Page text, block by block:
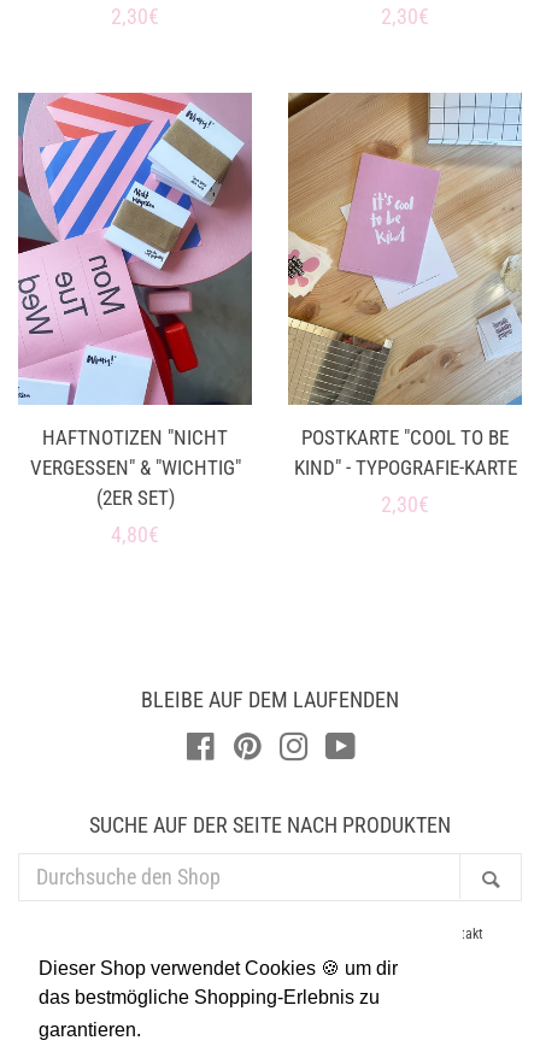
Dieser Shop verwendet Cookies 🍪 um dir
das bestmögliche Shopping-Erlebnis zu
garantieren.
Normaler
2,30€
Normaler
2,30€
HAFTNOTIZEN "NICHT
VERGESSEN" & "WICHTIG"
(2ER SET)
Normaler
4,80€
POSTKARTE "COOL TO BE
KIND" - TYPOGRAFIE-KARTE
Normaler
2,30€
BLEIBE AUF DEM LAUFENDEN
FacebookPinterestInstagramYouTube
SUCHE AUF DER SEITE NACH PRODUKTEN
DEN
Kontakt
Lieferung & Versand
Presse Suchen
Widerruf
Allgemeine Geschäftsbedingungen
Widerrufsrecht